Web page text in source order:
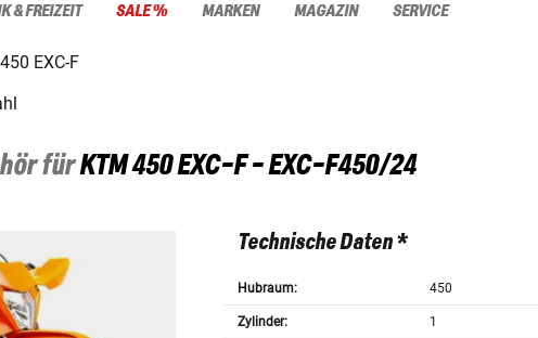
& FREIZEIT SALE % MARKEN MAGAZIN SERVICE
450 EXC-F
fürKTM450 EXC-F - EXC-F450/24
Technische Daten *
Hubraum: 450
Zylinder: 1